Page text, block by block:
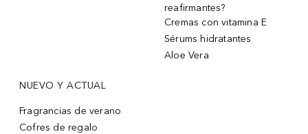
reafirmantes?
Cremas con vitamina E
Sérums hidratantes
Aloe Vera
NUEVO Y ACTUAL
Fragrancias de verano
Cofres de regalo